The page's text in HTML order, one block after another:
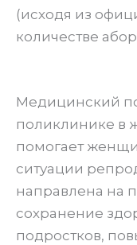
(исходя из
количестве
Медицинский
поликлинике в
помогает
ситуации
направлена на
сохранение
подростков,